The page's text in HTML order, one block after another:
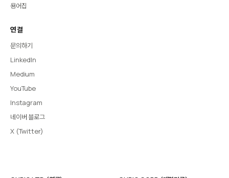
용어집
연결
문의하기
LinkedIn
Medium
YouTube
Instagram
네이버 블로그
X (Twitter)